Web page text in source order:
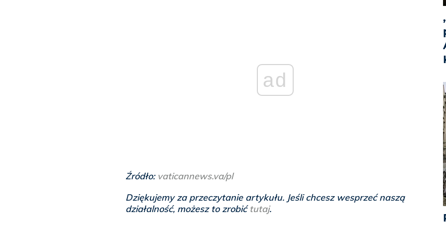
ad
Źródło: vaticannews.va/pl
Dziękujemy za przeczytanie artykułu. Jeśli chcesz wesprzeć naszą
działalność, możesz to zrobićtutaj.